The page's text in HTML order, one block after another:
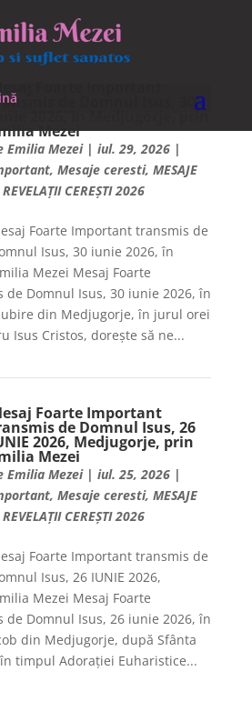
de Domnul Isus, 30
iunie 2026, în Medjugorje, prin
Mezei
Emilia Mezei|iul. 29, 2026 |
,Mesaje ceresti,MESAJE
REVELAȚII CEREȘTI 2026
Foarte Important transmis de
Isus, 30 iunie 2026, în
Mezei Mesaj Foarte
Domnul Isus, 30 iunie 2026, în
din Medjugorje, în jurul orei
Isus Cristos, dorește să ne...
Foarte Important
de Domnul Isus, 26
2026, Medjugorje, prin
Mezei
Emilia Mezei|iul. 25, 2026 |
,Mesaje ceresti,MESAJE
REVELAȚII CEREȘTI 2026
Foarte Important transmis de
Isus, 26 IUNIE 2026,
Mezei Mesaj Foarte
Domnul Isus, 26 iunie 2026, în
din Medjugorje, după Sfânta
timpul Adorației Euharistice...